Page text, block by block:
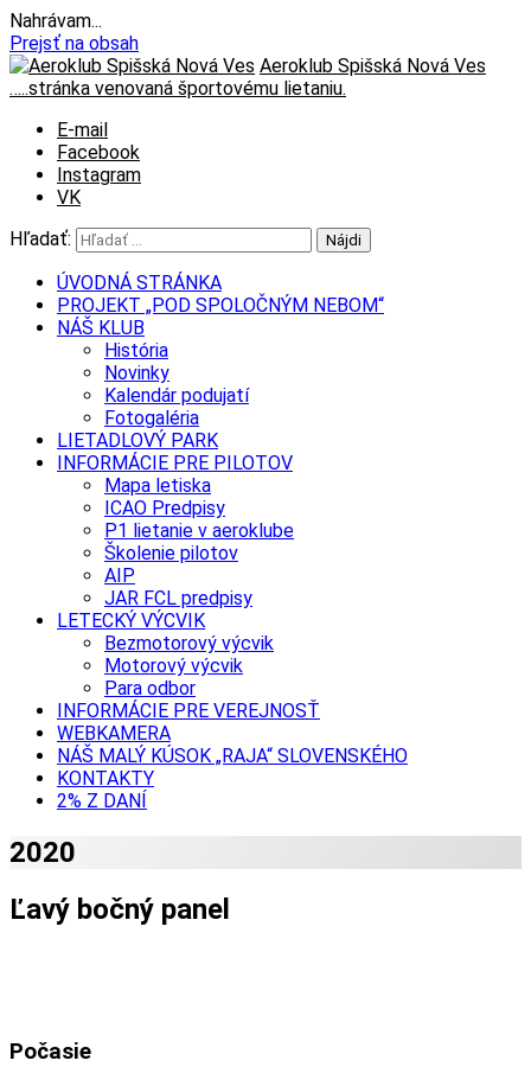
Nahrávam...
Prejsť na obsah
Aeroklub Spišská Nová Ves
…..stránka venovaná športovému lietaniu.
E-mail
Facebook
Instagram
VK
Hľadať:
ÚVODNÁ STRÁNKA
PROJEKT „POD SPOLOČNÝM NEBOM“
NÁŠ KLUB
História
Novinky
Kalendár podujatí
Fotogaléria
LIETADLOVÝ PARK
INFORMÁCIE PRE PILOTOV
Mapa letiska
ICAO Predpisy
P1 lietanie v aeroklube
Školenie pilotov
AIP
JAR FCL predpisy
LETECKÝ VÝCVIK
Bezmotorový výcvik
Motorový výcvik
Para odbor
INFORMÁCIE PRE VEREJNOSŤ
WEBKAMERA
NÁŠ MALÝ KÚSOK „RAJA“ SLOVENSKÉHO
KONTAKTY
2% Z DANÍ
2020
Ľavý bočný panel
Počasie